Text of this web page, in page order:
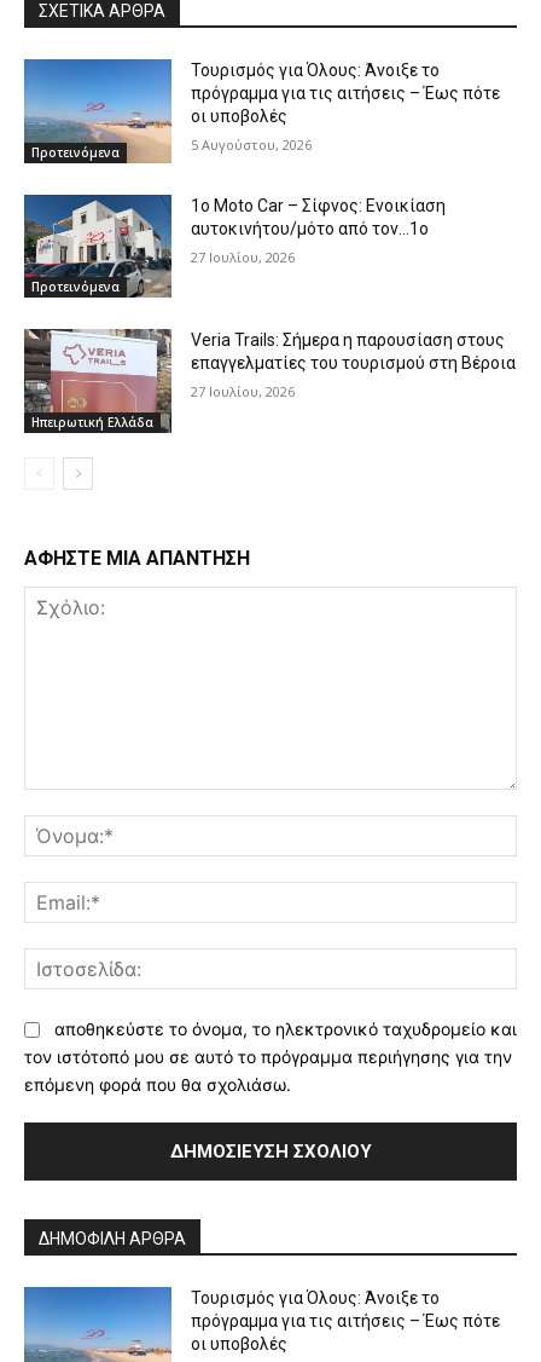
ΣΧΕΤΙΚΑ ΑΡΘΡΑ
Προτεινόμενα
Τουρισμός για Όλους: Άνοιξε το
πρόγραμμα για τις αιτήσεις – Έως πότε
οι υποβολές
5 Αυγούστου, 2026
Προτεινόμενα
1o Moto Car – Σίφνος: Ενοικίαση
αυτοκινήτου/μότο από τον…1ο
27 Ιουλίου, 2026
Ηπειρωτική Ελλάδα
Veria Trails: Σήμερα η παρουσίαση στους
επαγγελματίες του τουρισμού στη Βέροια
27 Ιουλίου, 2026
ΑΦΗΣΤΕ ΜΙΑ ΑΠΑΝΤΗΣΗ
αποθηκεύστε το όνομα, το ηλεκτρονικό ταχυδρομείο και
τον ιστότοπό μου σε αυτό το πρόγραμμα περιήγησης για την
επόμενη φορά που θα σχολιάσω.
ΔΗΜΟΦΙΛΗ ΑΡΘΡΑ
Τουρισμός για Όλους: Άνοιξε το
πρόγραμμα για τις αιτήσεις – Έως πότε
οι υποβολές